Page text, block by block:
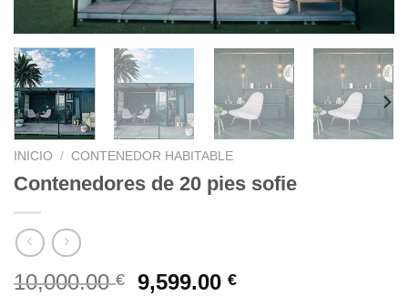
INICIO / CONTENEDOR HABITABLE
Contenedores de 20 pies sofie
10,000.00€
El
9,599.00€El